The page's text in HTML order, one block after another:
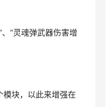
“灵魂弹武器伤害增
块，以此来增强在